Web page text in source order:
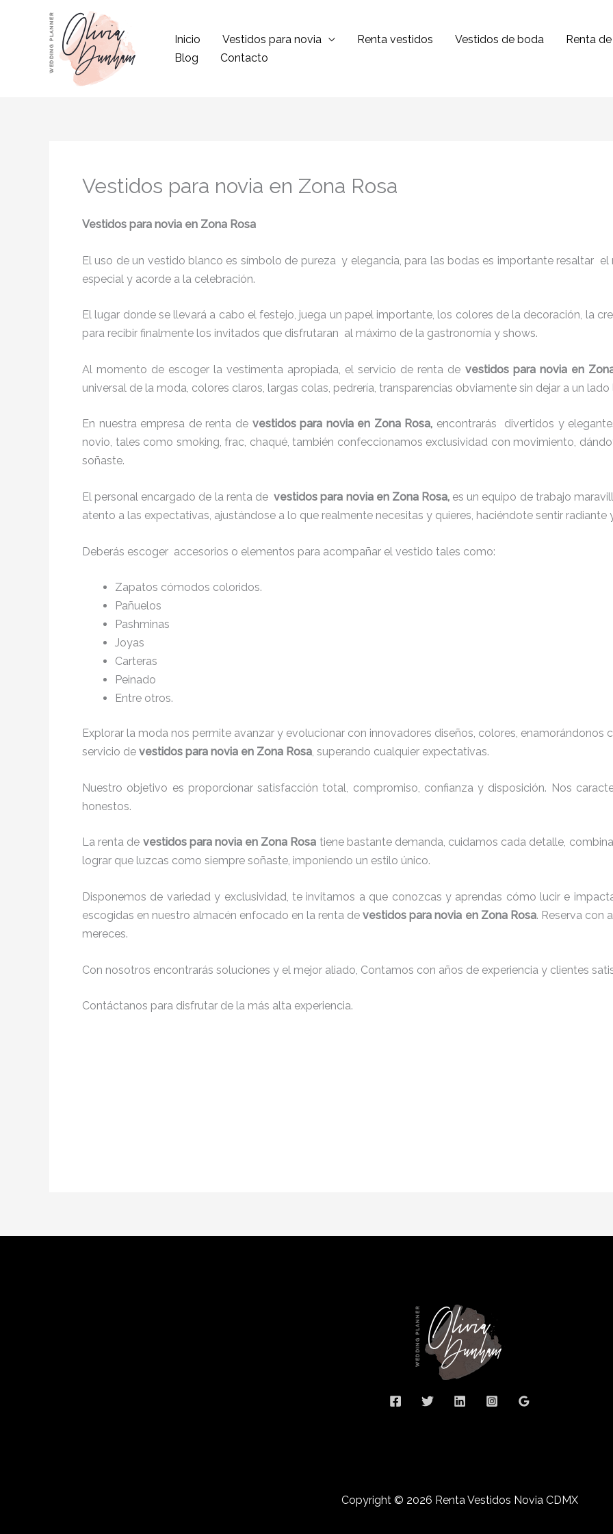
contenido
Inicio Vestidos para novia Renta vestidos Vestidos de boda Renta
Blog
Contacto
Vestidos para novia en Zona Rosa
Vestidos para novia en Zona Rosa
El uso de un vestido blanco es símbolo de pureza y elegancia, para las bodas es importante resaltar
especial y acorde a la celebración.
El lugar donde se llevará a cabo el festejo, juega un papel importante, los colores de la decoración, la
para recibir finalmente los invitados que disfrutaran al máximo de la gastronomía y shows.
Al momento de escoger la vestimenta apropiada, el servicio de renta de vestidos para novia en
universal de la moda, colores claros, largas colas, pedrería, transparencias obviamente sin dejar a un
En nuestra empresa de renta de vestidos para novia en Zona Rosa, encontrarás
divertidos y
novio, tales como smoking, frac, chaqué, también confeccionamos exclusividad con movimiento,
soñaste.
El personal encargado de la renta devestidos para novia en Zona Rosa, es un equipo de trabajo
atento a las expectativas, ajustándose a lo que realmente necesitas y quieres, haciéndote sentir radiante
Deberás escoger accesorios o elementos para acompañar el vestido tales como:
Zapatos cómodos coloridos.
Pañuelos
Pashminas
Joyas
Carteras
Peinado
Entre otros.
Explorar la moda nos permite avanzar y evolucionar con innovadores diseños, colores,
servicio de vestidos para novia en Zona Rosa, superando cualquier expectativas.
Nuestro objetivo es proporcionar satisfacción total, compromiso, confianza y disposición. Nos
honestos.
La renta de vestidos para novia en Zona Rosa tiene bastante demanda, cuidamos cada detalle,
lograr que luzcas como siempre soñaste, imponiendo un estilo único.
Disponemos de variedad y exclusividad, te invitamos a que conozcas y aprendas cómo lucir e
escogidas en nuestro almacén enfocado en la renta devestidos para novia en Zona Rosa. Reserva con
mereces.
Con nosotros encontrarás soluciones y el mejor aliado, Contamos con años de experiencia y clientes
Contáctanos para disfrutar de la más alta experiencia.
Copyright © 2026 Renta Vestidos Novia CDMX